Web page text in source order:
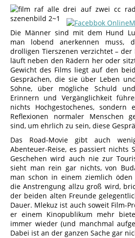
Die Männer sind mit dem Hund
man lobend anerkennen muss,
drolligen Tierszenen verzichtet –
läuft neben den Rädern her oder
Gewicht des Films liegt auf den
Gesprächen, die sie über Leben
Söhne, über mögliche Schuld
Erinnern und Vergänglichkeit
nichts Hochgestochenes,
Reflexionen normaler Menschen
sind, um ehrlich zu sein, diese
Das Road-Movie gibt auch
Abenteuer-Reise, es passiert nichts
Geschehen wird auch nie zur
sieht man rein gar nichts, von
man schon in einem ziemlich
die Anstrengung allzu groß wird,
der beiden alten Freunde
Dauer. Mlekuz ist auch soweit Film-
er einem Kinopublikum mehr
immer wieder (und manchmal
Dabei ist an der ganzen Sache gar